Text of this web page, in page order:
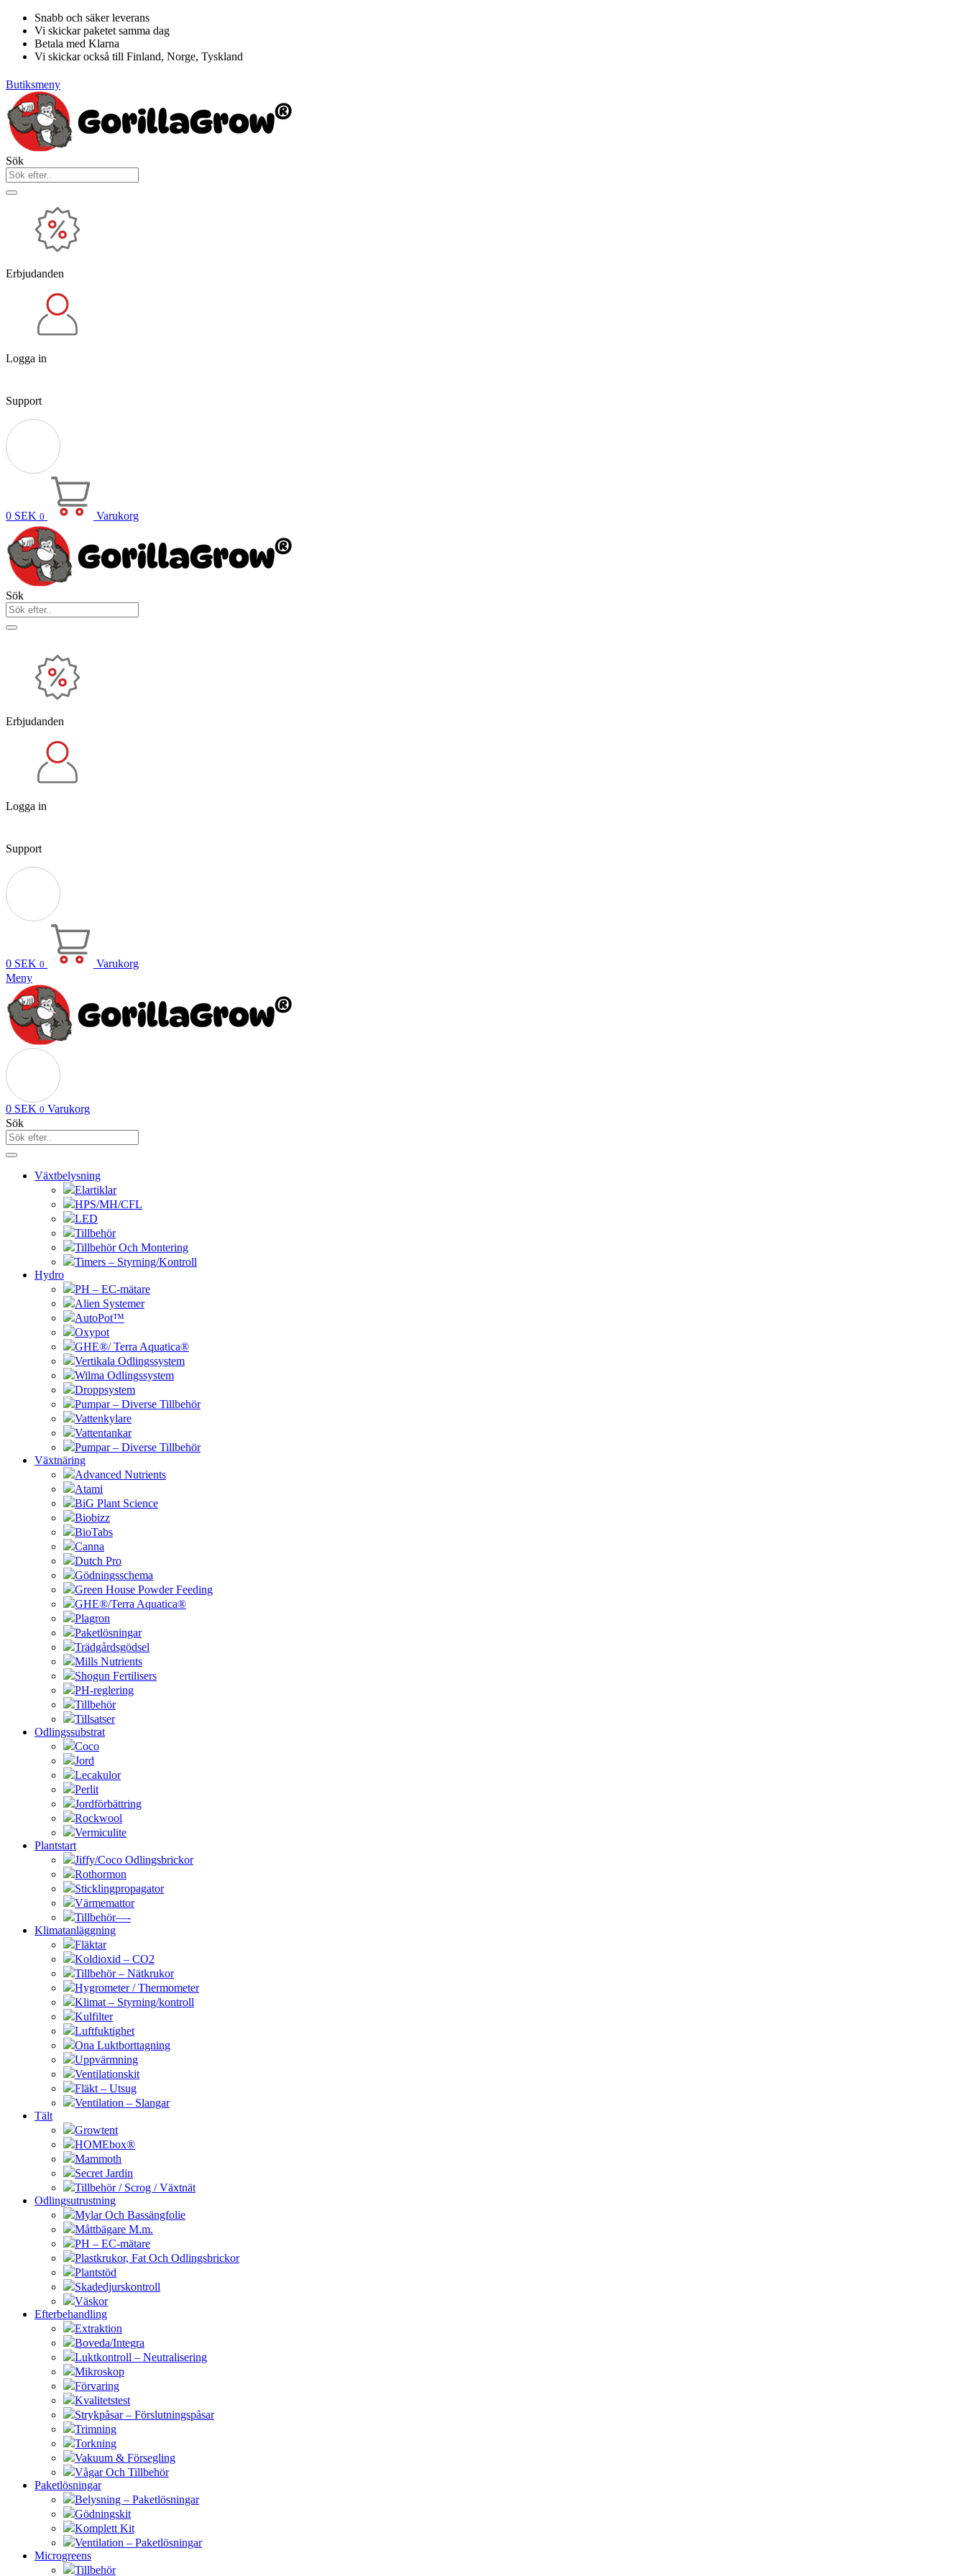
Hoppa
innehåll
Snabb och säker leverans
Vi skickar paketet samma dag
Betala med Klarna
Vi skickar också till Finland, Norge, Tyskland
Butiksmeny
Sök
Erbjudanden
Logga in
Support
0 SEK 0 Varukorg
Sök
Erbjudanden
Logga in
Support
0 SEK 0
Varukorg
Meny
0 SEK 0 Varukorg
Sök
Växtbelysning
Elartiklar
HPS/MH/CFL
LED
Tillbehör
Tillbehör Och Montering
Timers – Styrning/Kontroll
Hydro
PH – EC-mätare
Alien Systemer
AutoPot™
Oxypot
GHE®/ Terra Aquatica®
Vertikala Odlingssystem
Wilma Odlingssystem
Droppsystem
Pumpar – Diverse Tillbehör
Vattenkylare
Vattentankar
Pumpar – Diverse Tillbehör
Växtnäring
Advanced Nutrients
Atami
BiG Plant Science
Biobizz
BioTabs
Canna
Dutch Pro
Gödningsschema
Green House Powder Feeding
GHE®/Terra Aquatica®
Plagron
Paketlösningar
Trädgårdsgödsel
Mills Nutrients
Shogun Fertilisers
PH-reglering
Tillbehör
Tillsatser
Odlingssubstrat
Coco
Jord
Lecakulor
Perlit
Jordförbättring
Rockwool
Vermiculite
Plantstart
Jiffy/Coco Odlingsbrickor
Rothormon
Sticklingpropagator
Värmemattor
Tillbehör—-
Klimatanläggning
Fläktar
Koldioxid – CO2
Tillbehör – Nätkrukor
Hygrometer / Thermometer
Klimat – Styrning/kontroll
Kulfilter
Luftfuktighet
Ona Luktborttagning
Uppvärmning
Ventilationskit
Fläkt – Utsug
Ventilation – Slangar
Tält
Growtent
HOMEbox®
Mammoth
Secret Jardin
Tillbehör / Scrog / Växtnät
Odlingsutrustning
Mylar Och Bassängfolie
Måttbägare M.m.
PH – EC-mätare
Plastkrukor, Fat Och Odlingsbrickor
Plantstöd
Skadedjurskontroll
Väskor
Efterbehandling
Extraktion
Boveda/Integra
Luktkontroll – Neutralisering
Mikroskop
Förvaring
Kvalitetstest
Strykpåsar – Förslutningspåsar
Trimning
Torkning
Vakuum & Försegling
Vågar Och Tillbehör
Paketlösningar
Belysning – Paketlösningar
Gödningskit
Komplett Kit
Ventilation – Paketlösningar
Microgreens
Tillbehör